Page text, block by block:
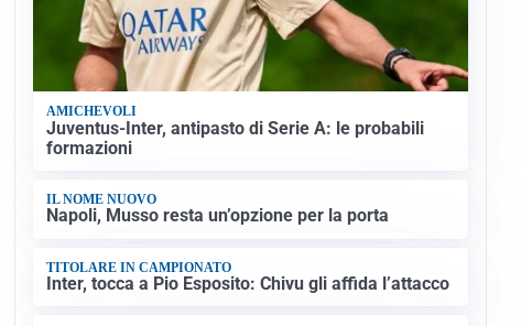
AMICHEVOLI
Juventus-Inter, antipasto di Serie A: le probabili
formazioni
IL NOME NUOVO
Napoli, Musso resta un’opzione per la porta
TITOLARE IN CAMPIONATO
Inter, tocca a Pio Esposito: Chivu gli affida l’attacco